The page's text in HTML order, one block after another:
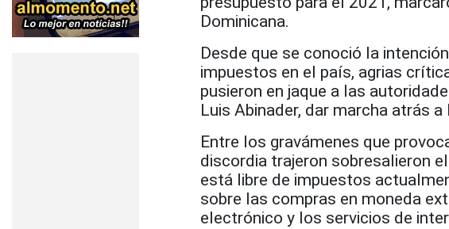
Dominicana.
Desde que se conoció la
impuestos en el país, agrias
pusieron en jaque a las
Luis Abinader, dar marcha atrás
Entre los gravámenes que
discordia trajeron sobresalieron
está libre de impuestos
sobre las compras en moneda
electrónico y los servicios de